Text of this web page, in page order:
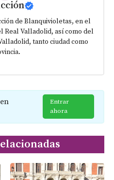
de Blanquivioletas, en el
Real Valladolid, así como del
tanto ciudad como
Entrar
ahora